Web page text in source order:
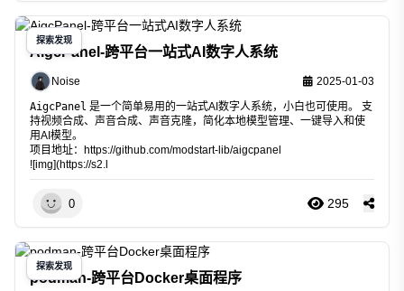
探索发现
AigcPanel-跨平台一站式AI数字人系统
Noise
2025-01-03
AigcPanel 是一个简单易用的一站式AI数字人系统，小白也可使用。 支
持视频合成、声音合成、声音克隆，简化本地模型管理、一键导入和使
用AI模型。
项目地址： https://github.com/modstart-lib/aigcpanel
![img](https://s2.l
0 295
探索发现
podman-跨平台Docker桌面程序